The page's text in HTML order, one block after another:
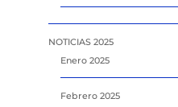
NOTICIAS 2025
Enero 2025
Febrero 2025